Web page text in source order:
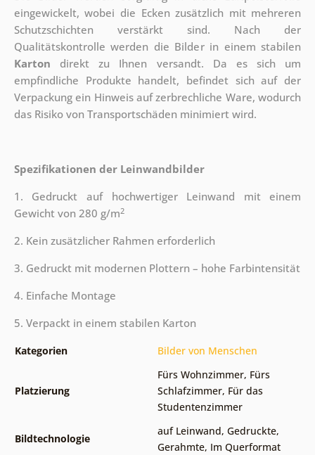
eingewickelt, wobei die Ecken zusätzlich mit mehreren
Schutzschichten verstärkt sind. Nach der
Qualitätskontrolle werden die Bilder in einem stabilen
Karton direkt zu Ihnen versandt. Da es sich um
empfindliche Produkte handelt, befindet sich auf der
Verpackung ein Hinweis auf zerbrechliche Ware, wodurch
das Risiko von Transportschäden minimiert wird.
Spezifikationen der Leinwandbilder
1. Gedruckt auf hochwertiger Leinwand mit einem
Gewicht von 280 g/m2
2. Kein zusätzlicher Rahmen erforderlich
3. Gedruckt mit modernen Plottern – hohe Farbintensität
4. Einfache Montage
5. Verpackt in einem stabilen Karton
Kategorien Bilder von Menschen
Platzierung
Fürs Wohnzimmer, Fürs
Schlafzimmer, Für das
Studentenzimmer
Bildtechnologie
auf Leinwand, Gedruckte,
Gerahmte, Im Querformat